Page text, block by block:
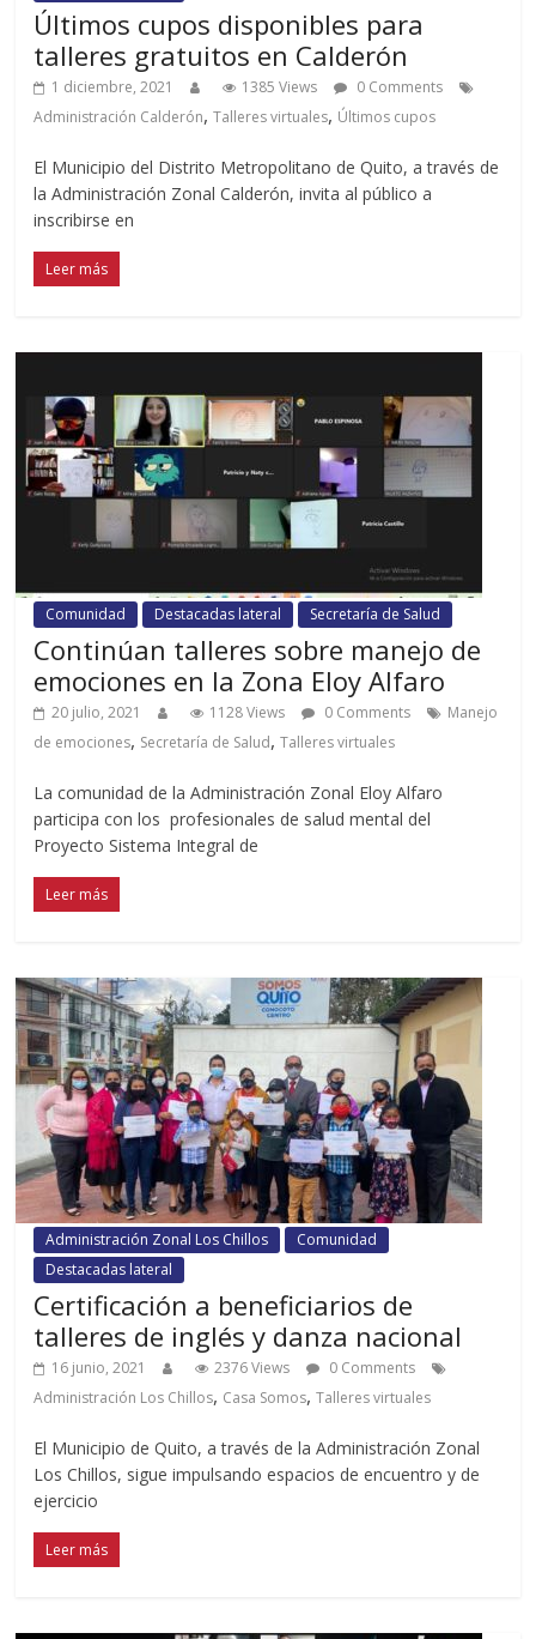
Últimos cupos disponibles para
talleres gratuitos en Calderón
1 diciembre, 2021 1385 Views
0 Comments
Administración Calderón,Talleres virtuales, Últimos cupos
El Municipio del Distrito Metropolitano de Quito, a través de
la Administración Zonal Calderón, invita al público a
inscribirse en
Leer más
Comunidad Destacadas lateral Secretaría de Salud
Continúan talleres sobre manejo de
emociones en la Zona Eloy Alfaro
20 julio, 2021 1128 Views 0 Comments
Manejo
de emociones, Secretaría de Salud,Talleres virtuales
La comunidad de la Administración Zonal Eloy Alfaro
participa con los profesionales de salud mental del
Proyecto Sistema Integral de
Leer más
Administración Zonal Los Chillos
Comunidad
Destacadas lateral
Certificación a beneficiarios de
talleres de inglés y danza nacional
16 junio, 2021 2376 Views
0 Comments
Administración Los Chillos, Casa Somos,Talleres virtuales
El Municipio de Quito, a través de la Administración Zonal
Los Chillos, sigue impulsando espacios de encuentro y de
ejercicio
Leer más